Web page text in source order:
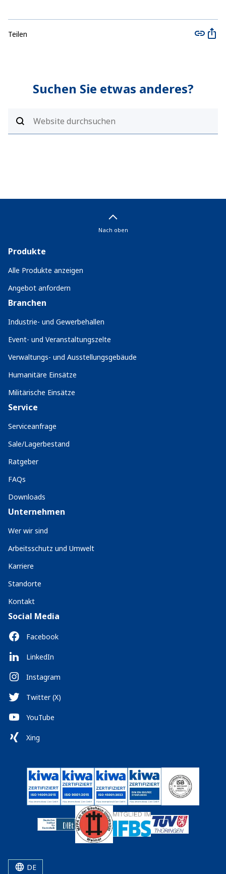
Teilen
Suchen Sie etwas anderes?
Nach oben
Produkte
Alle Produkte anzeigen
Angebot anfordern
Branchen
Industrie- und Gewerbehallen
Event- und Veranstaltungszelte
Verwaltungs- und Ausstellungsgebäude
Humanitäre Einsätze
Militärische Einsätze
Service
Serviceanfrage
Sale/Lagerbestand
Ratgeber
FAQs
Downloads
Unternehmen
Wer wir sind
Arbeitsschutz und Umwelt
Karriere
Standorte
Kontakt
Social Media
Facebook
LinkedIn
Instagram
Twitter (X)
YouTube
Xing
DE